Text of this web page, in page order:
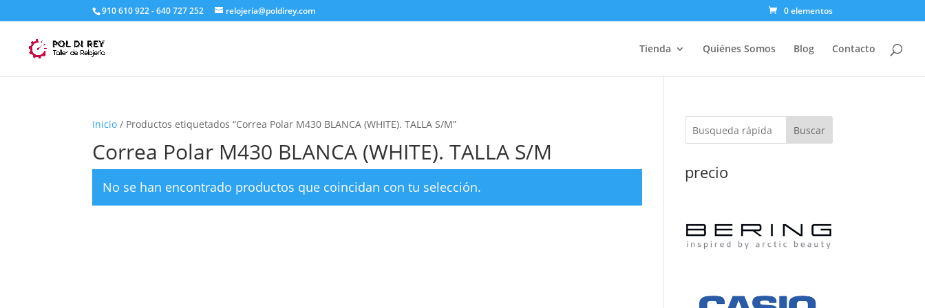
910 610 922 - 640 727 252 relojeria@poldirey.com 0 elementos
Tienda Quiénes Somos Blog Contacto
Inicio / Productos etiquetados “Correa Polar M430 BLANCA (WHITE). TALLA S/M”
Correa Polar M430 BLANCA (WHITE). TALLA S/M
No se han encontrado productos que coincidan con tu selección.
Buscar
precio